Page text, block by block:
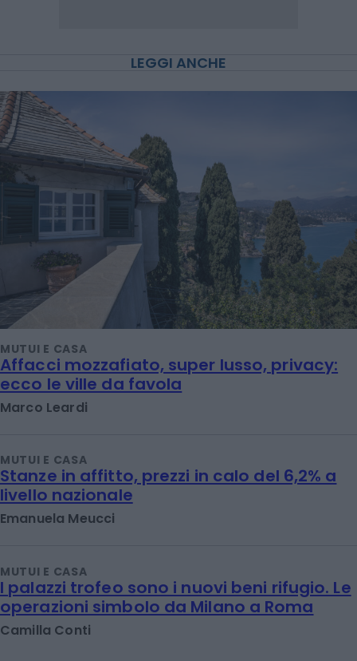
LEGGI ANCHE
MUTUI E CASA
Affacci mozzafiato, super lusso, privacy:
ecco le ville da favola
Marco Leardi
MUTUI E CASA
Stanze in affitto, prezzi in calo del 6,2% a
livello nazionale
Emanuela Meucci
MUTUI E CASA
I palazzi trofeo sono i nuovi beni rifugio. Le
operazioni simbolo da Milano a Roma
Camilla Conti